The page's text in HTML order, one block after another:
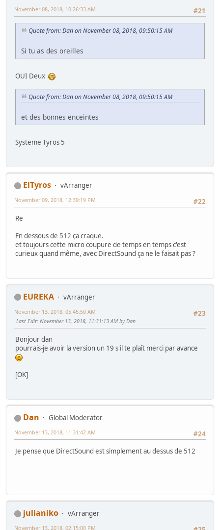
#21
November 08, 2018, 10:26:33 AM
Quote from: Dan on November 08, 2018, 09:50:15 AM
Si tu as des oreilles
OUI Deux
Quote from: Dan on November 08, 2018, 09:50:15 AM
et des bonnes enceintes
Systeme Tyros 5
ElTyros
vArranger
#22
November 09, 2018, 12:39:19 PM
Re
En dessous de 512 ça craque.
et toujours cette micro coupure de temps en temps c'est
curieux quand même, avec DirectSound ça ne le faisait pas ?
EUREKA
vArranger
#23
November 13, 2018, 05:45:50 AM
Last Edit: November 13, 2018, 11:31:13 AM by Dan
Bonjour dan
pourrais-je avoir la version un 19 s'il te plaît merci par avance
[OK]
Dan
Global Moderator
#24
November 13, 2018, 11:31:42 AM
Je pense que DirectSound est simplement au dessus de 512
julianiko
vArranger
November 13, 2018, 02:15:00 PM